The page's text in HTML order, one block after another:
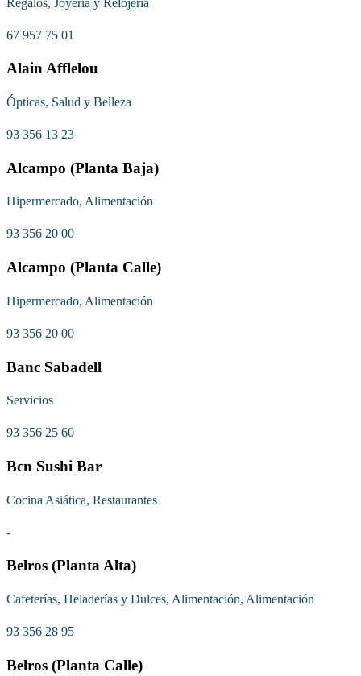
67 957 75 01
Alain Afflelou
Ópticas, Salud y Belleza
93 356 13 23
Alcampo (Planta Baja)
Hipermercado, Alimentación
93 356 20 00
Alcampo (Planta Calle)
Hipermercado, Alimentación
93 356 20 00
Banc Sabadell
Servicios
93 356 25 60
Bcn Sushi Bar
Cocina Asiática, Restaurantes
-
Belros (Planta Alta)
Cafeterías, Heladerías y Dulces, Alimentación, Alimentación
93 356 28 95
Belros (Planta Calle)